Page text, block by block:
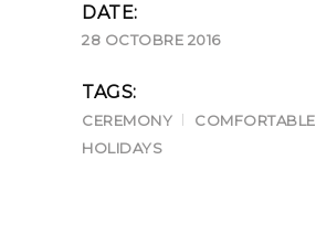
DATE:
28 OCTOBRE 2016
TAGS:
CEREMONY
COMFORTABLE
HOLIDAYS